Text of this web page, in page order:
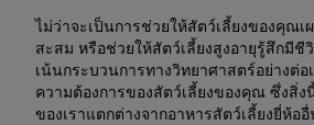
ไม่ว่าจะเป็นการช่วยให้สัตว์เลี้ยงของคุณ
สะสม หรือช่วยให้สัตว์เลี้ยงสูงอายุรู้สึกมีชี
เน้นกระบวนการทางวิทยาศาสตร์อย่างต่อ
ความต้องการของสัตว์เลี้ยงของคุณ ซึ่งสิ่ง
ของเราแตกต่างจากอาหารสัตว์เลี้ยงยี่ห้ออื่